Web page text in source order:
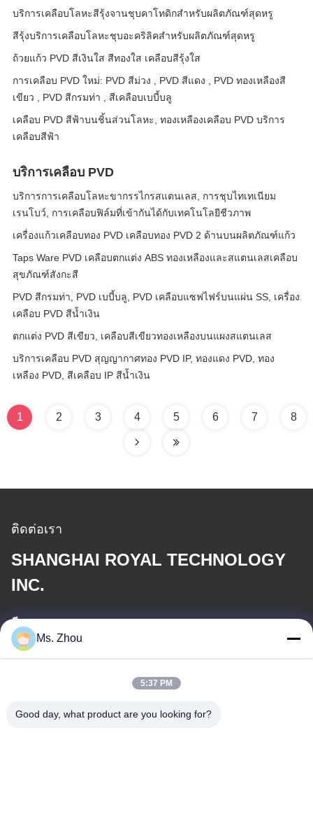
บริการเคลือบโลหะสีรุ้งจานชุบคาโทดิกสำหรับผลิตภัณฑ์สุดหรู
สีรุ้งบริการเคลือบโลหะชุบอะคริลิคสำหรับผลิตภัณฑ์สุดหรู
ถ้วยแก้ว PVD สีเงินใส สีทองใส เคลือบสีรุ้งใส
การเคลือบ PVD ใหม่: PVD สีม่วง , PVD สีแดง , PVD ทองเหลืองสี
เขียว , PVD สีกรมท่า , สีเคลือบเบบี้บลู
เคลือบ PVD สีฟ้าบนชิ้นส่วนโลหะ, ทองเหลืองเคลือบ PVD บริการ
เคลือบสีฟ้า
บริการเคลือบ PVD
บริการการเคลือบโลหะขากรรไกรสแตนเลส, การชุบไทเทเนียม
เรนโบว์, การเคลือบฟิล์มที่เข้ากันได้กับเทคโนโลยีชีวภาพ
เครื่องแก้วเคลือบทอง PVD เคลือบทอง PVD 2 ด้านบนผลิตภัณฑ์แก้ว
Taps Ware PVD เคลือบตกแต่ง ABS ทองเหลืองและสแตนเลสเคลือบ
สุขภัณฑ์สังกะสี
PVD สีกรมท่า, PVD เบบี้บลู, PVD เคลือบแซฟไฟร์บนแผ่น SS, เครื่อง
เคลือบ PVD สีน้ำเงิน
ตกแต่ง PVD สีเขียว, เคลือบสีเขียวทองเหลืองบนแผงสแตนเลส
บริการเคลือบ PVD สุญญากาศทอง PVD IP, ทองแดง PVD, ทอง
เหลือง PVD, สีเคลือบ IP สีน้ำเงิน
1 2 3 4 5 6 7 8
ติดต่อเรา
SHANGHAI ROYAL TECHNOLOGY
INC.
อีเมล
Ms. Zhou
5:37 PM
Good day, what product are you looking for?